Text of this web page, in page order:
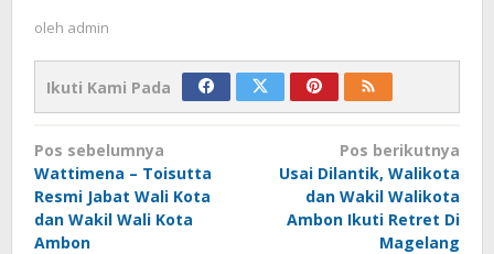
oleh admin
Ikuti Kami Pada
Navigasi
pos
Pos sebelumnya
Wattimena – Toisutta
Resmi Jabat Wali Kota
dan Wakil Wali Kota
Ambon
Pos berikutnya
Usai Dilantik, Walikota
dan Wakil Walikota
Ambon Ikuti Retret Di
Magelang